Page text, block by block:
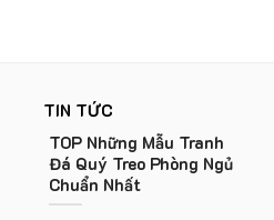
TIN TỨC
TOP Những Mẫu Tranh
Đá Quý Treo Phòng Ngủ
Chuẩn Nhất